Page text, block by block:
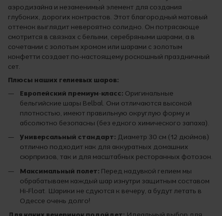
аэродизайна и незаменимый элемент для создания
глубоких, дорогих контрастов. Этот благородный матовый
оттенок выглядит невероятно солидно. Он потрясающе
смотрится в связках с белыми, серебряными шарами, а в
сочетании с золотым хромом или шарами с золотым
конфетти создает по-настоящему роскошный праздничный
сет.
Плюсы наших гелиевых шаров:
Европейский премиум-класс: Оригинальные
бельгийские шары Belbal. Они отличаются высокой
плотностью, имеют правильную округлую форму и
абсолютно безопасны (без едкого химического запаха).
Универсальный стандарт: Диаметр 30 см (12 дюймов)
отлично подходит как для аккуратных домашних
сюрпризов, так и для масштабных ресторанных фотозон.
Максимальный полет: Перед надувкой гелием мы
обрабатываем каждый шар изнутри защитным составом
Hi-Float. Шарики не сдуются к вечеру, а будут летать в
Одессе очень долго!